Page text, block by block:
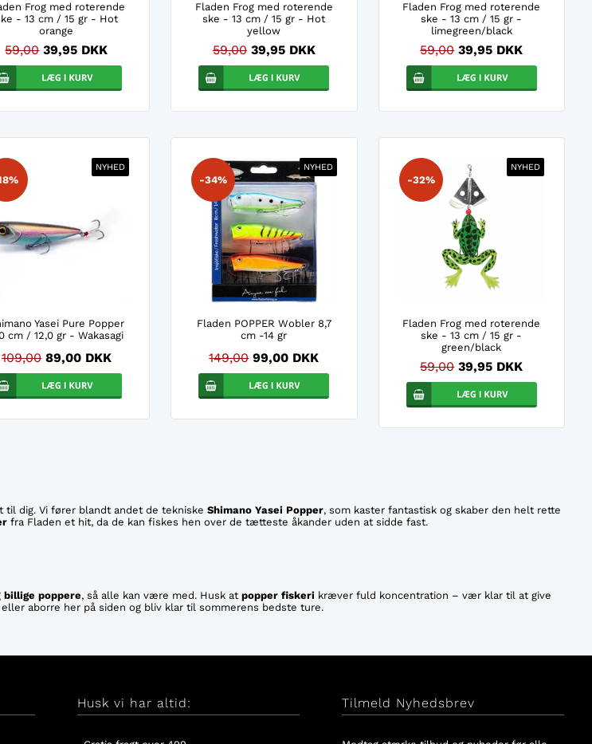
Frog med roterende
- 13 cm / 15 gr - Hot
orange
59,00 39,95 DKK
Fladen Frog med roterende
ske - 13 cm / 15 gr - Hot
yellow
59,00 39,95 DKK
Fladen Frog med roterende
ske - 13 cm / 15 gr -
limegreen/black
59,00 39,95 DKK
NYHED
Yasei Pure Popper
cm / 12,0 gr - Wakasagi
109,00 89,00 DKK
NYHED
-34%
Fladen POPPER Wobler 8,7
cm -14 gr
149,00 99,00 DKK
NYHED
-32%
Fladen Frog med roterende
ske - 13 cm / 15 gr -
green/black
59,00 39,95 DKK
dig. Vi fører blandt andet de tekniske Shimano Yasei Popper, som kaster fantastisk og skaber den helt rette
fra Fladen et hit, da de kan fiskes hen over de tætteste åkander uden at sidde fast.
billige poppere, så alle kan være med. Husk at popper fiskerikræver fuld koncentration – vær klar til at give
eller aborre her på siden og bliv klar til sommerens bedste ture.
Husk vi har altid: Tilmeld Nyhedsbrev